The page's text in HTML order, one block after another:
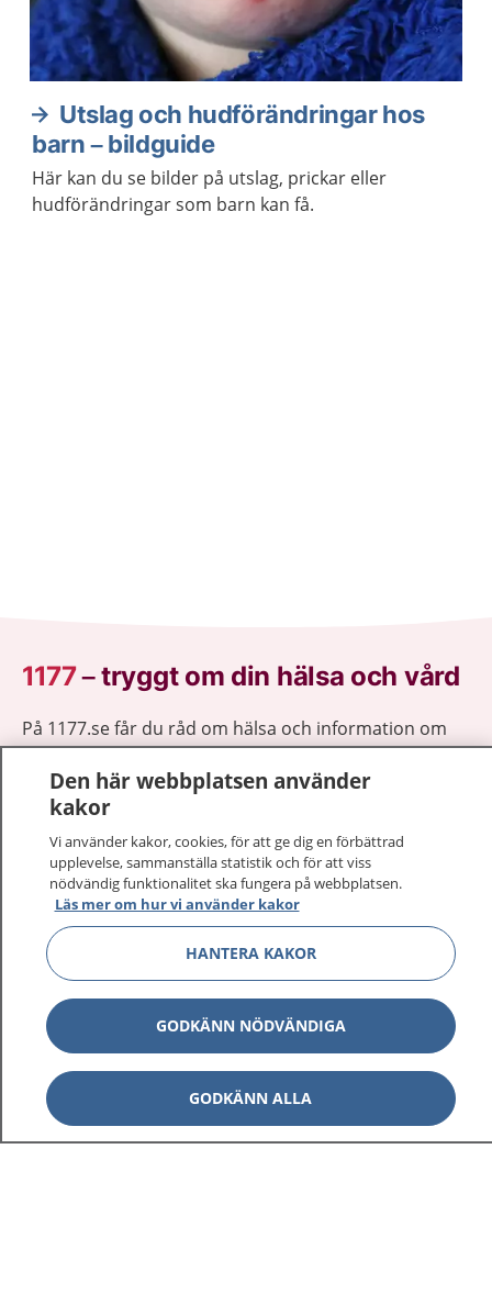
Utslag och hudförändringar hos
barn – bildguide
Här kan du se bilder på utslag, prickar eller
hudförändringar som barn kan få.
1177–tryggt om din hälsa och vård
På 1177.se får du råd om hälsa och information om
sjukdomar och vilka mottagningar du kan kontakta.
Logga in för att läsa din journal och göra dina
vårdärenden. Ring telefonnummer 1177 för
sjukvårdsrådgivning dygnet runt.
1177 ger dig råd när du vill må bättre.
1177 på flera språk Visa
Om 1177 Visa
Kontakt Visa
Den här webbplatsen använder
kakor
Vi använder kakor, cookies, för att ge dig en förbättrad
upplevelse, sammanställa statistik och för att viss
nödvändig funktionalitet ska fungera på webbplatsen.
Läs mer om hur vi använder kakor
HANTERA KAKOR
GODKÄNN NÖDVÄNDIGA
GODKÄNN ALLA